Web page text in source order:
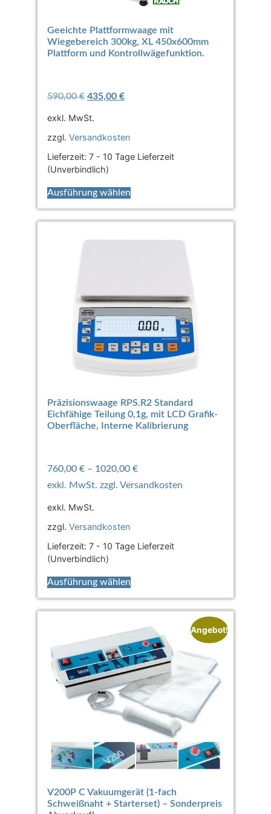
Geeichte Plattformwaage mit
Wiegebereich 300kg, XL 450x600mm
Plattform und Kontrollwägefunktion.
590,00€ 435,00 €
exkl. MwSt.
zzgl. Versandkosten
Lieferzeit: 7 - 10 Tage Lieferzeit
(Unverbindlich)
Ausführung wählen
Präzisionswaage RPS.R2 Standard
Eichfähige Teilung 0,1g, mit LCD Grafik-
Oberfläche, Interne Kalibrierung
760,00 €– 1020,00 €
exkl. MwSt.
zzgl. Versandkosten
Lieferzeit: 7 - 10 Tage Lieferzeit
(Unverbindlich)
Ausführung wählen
Angebot!
V200P C Vakuumgerät (1-fach
Schweißnaht + Starterset) – Sonderpreis